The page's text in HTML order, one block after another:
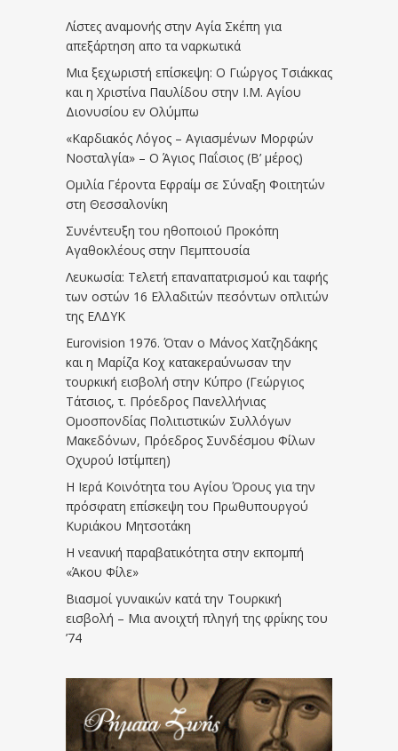
Λίστες αναμονής στην Αγία Σκέπη για
απεξάρτηση απο τα ναρκωτικά
Μια ξεχωριστή επίσκεψη: Ο Γιώργος Τσιάκκας
και η Χριστίνα Παυλίδου στην Ι.Μ. Αγίου
Διονυσίου εν Ολύμπω
«Καρδιακός Λόγος – Αγιασμένων Μορφών
Νοσταλγία» – Ο Άγιος Παΐσιος (Β’ μέρος)
Ομιλία Γέροντα Εφραίμ σε Σύναξη Φοιτητών
στη Θεσσαλονίκη
Συνέντευξη του ηθοποιού Προκόπη
Αγαθοκλέους στην Πεμπτουσία
Λευκωσία: Τελετή επαναπατρισμού και ταφής
των οστών 16 Ελλαδιτών πεσόντων οπλιτών
της ΕΛΔΥΚ
Eurovision 1976. Όταν ο Μάνος Χατζηδάκης
και η Μαρίζα Κοχ κατακεραύνωσαν την
τουρκική εισβολή στην Κύπρο (Γεώργιος
Τάτσιος, τ. Πρόεδρος Πανελλήνιας
Ομοσπονδίας Πολιτιστικών Συλλόγων
Μακεδόνων, Πρόεδρος Συνδέσμου Φίλων
Οχυρού Ιστίμπεη)
Η Ιερά Κοινότητα του Αγίου Όρους για την
πρόσφατη επίσκεψη του Πρωθυπουργού
Κυριάκου Μητσοτάκη
Η νεανική παραβατικότητα στην εκπομπή
«Άκου Φίλε»
Βιασμοί γυναικών κατά την Τουρκική
εισβολή – Μια ανοιχτή πληγή της φρίκης του
’74